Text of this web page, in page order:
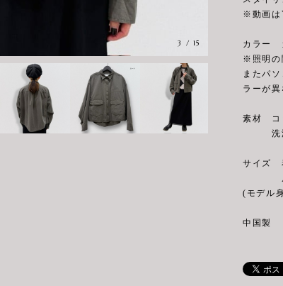
3 / 15
※動画は
カラー
※照明の
またパ
ラーが
素材 コ
洗濯
サイズ
肩幅
(モデル
中国製